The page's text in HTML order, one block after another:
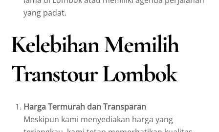
yang padat.
Kelebihan Memilih
Transtour Lombok
Harga Termurah dan Transparan
Meskipun kami menyediakan harga yang